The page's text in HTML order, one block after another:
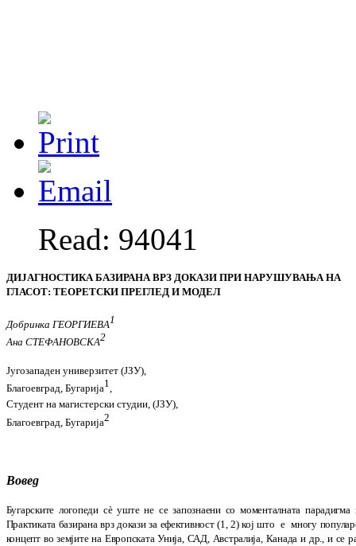
Read: 94041
ДИЈАГНОСТИКА БАЗИРАНА ВРЗ ДОКАЗИ ПРИ НАРУШУВАЊА НА
ГЛАСОТ: ТЕОРЕТСКИ ПРЕГЛЕД И МОДЕЛ
Добринка ГЕОРГИЕВА1
Ана СТЕФАНОВСКА2
Југозападен универзитет (ЈЗУ),
Благоевград, Бугарија1,
Студент на магистерски студии, (ЈЗУ),
Благоевград, Бугарија2
Вовед
Бугарските ло­го­пе­ди сè уште не се запо­знаени со мо­мен­тал­на­та парадигма
Прак­ти­ката базирана врз до­ка­зи за ефективност (1, 2) кој што е многу
концепт во земјите на Европската Уни­ја, САД, Австра­лија, Канада и др., и се